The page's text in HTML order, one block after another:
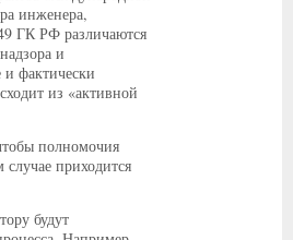
инженера,
ГК РФ различаются
и
фактически
из «активной
полномочия
приходится
будут